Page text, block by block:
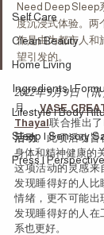
Self Care
Clean Beauty
Home Living
Ingredients |
Lifestyle | Body
Sleep | Sensory
Press |
Need Deep Sleep
度沉浸式体验。两
作是由为都市人和
望引发的。
2022年9月9日（讯
月，VASE
Thayal联合推出了
活动。此项活动旨
身体和精神健康的
这项活动的灵感来
发现睡得好的人比
情绪，更不可能出
发现睡得好的人在
系也更好。